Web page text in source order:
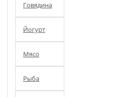
Говядина
Йогурт
Мясо
Рыба